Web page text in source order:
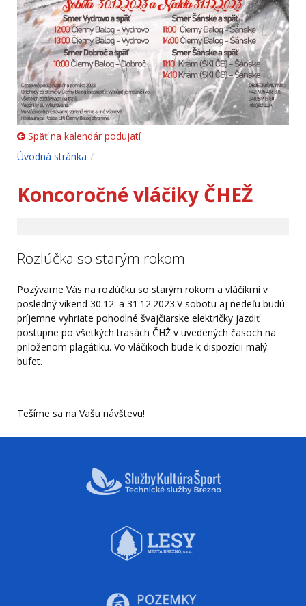
Späť na kalendár podujatí
Úvodná stránka
Koncoročné vláčiky ČHEŽ
Rozlúčka so starým rokom
Pozývame Vás na rozlúčku so starým rokom a vláčikmi v
posledný víkend 30.12. a 31.12.2023.V sobotu aj nedeľu budú
príjemne vyhriate pohodlné švajčiarske električky jazdiť
postupne po všetkých trasách ČHŽ v uvedených časoch na
priloženom plagátiku. Vo vláčikoch bude k dispozícii malý
bufet.
Tešíme sa na Vašu návštevu!